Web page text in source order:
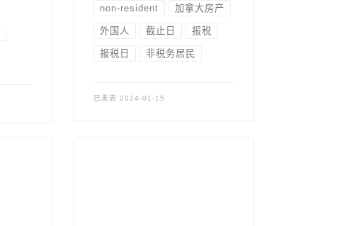
non-resident 加拿大房产
外国人 截止日 报税
报税日 非税务居民
已发表 2024-01-15